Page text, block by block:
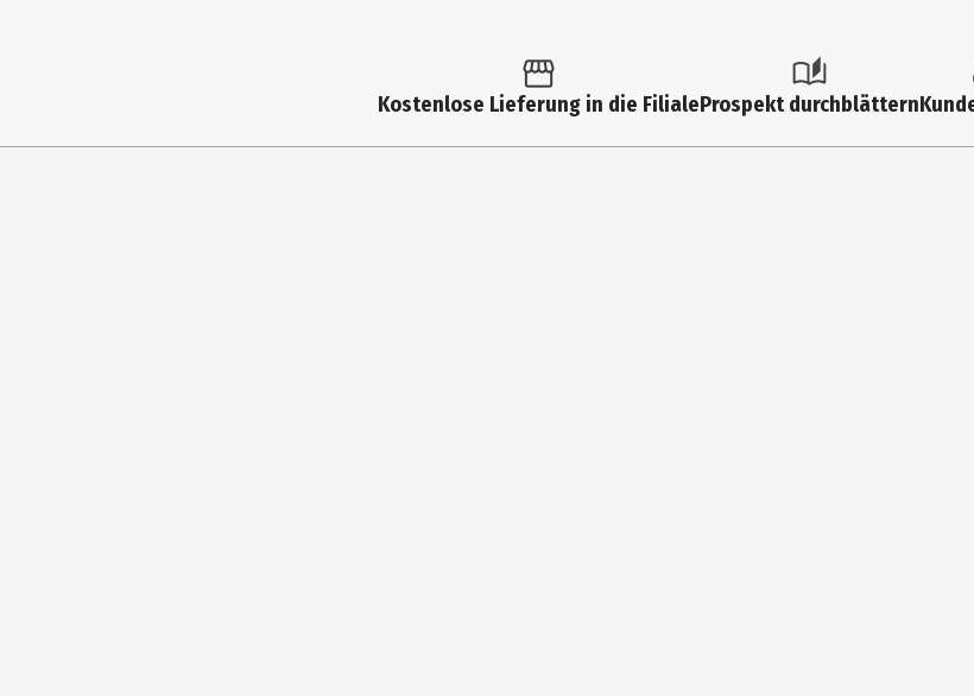
Kostenlose Lieferung in die FilialeProspekt durchblättern